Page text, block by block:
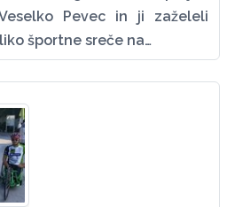
Pevec in ji zaželeli
športne sreče na…